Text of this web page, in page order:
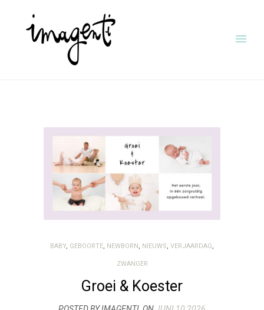
BABY, GEBOORTE, NEWBORN, NIEUWS, VERJAARDAG,
ZWANGER
Groei & Koester